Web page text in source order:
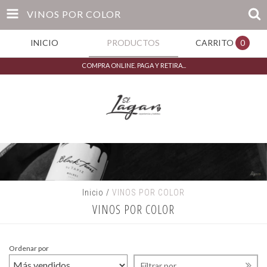
VINOS POR COLOR
INICIO PRODUCTOS CARRITO 0
COMPRA ONLINE. PAGA Y RETIRA...
Inicio / VINOS POR COLOR
VINOS POR COLOR
Ordenar por